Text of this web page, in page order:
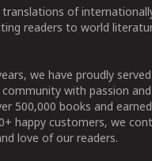
of
readers to world
we have proudly
with passion
500,000 books and
happy customers, we
love of our readers.